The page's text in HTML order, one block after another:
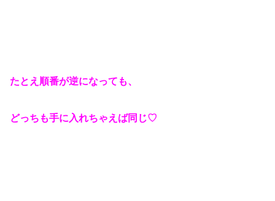
たとえ順番が逆になっても、
どっちも手に入れちゃえば同じ♡